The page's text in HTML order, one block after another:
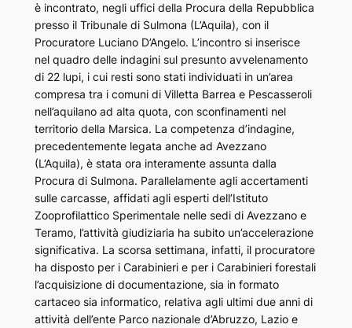
è incontrato, negli uffici della Procura della Repubblica
presso il Tribunale di Sulmona (L’Aquila), con il
Procuratore Luciano D’Angelo. L’incontro si inserisce
nel quadro delle indagini sul presunto avvelenamento
di 22 lupi, i cui resti sono stati individuati in un’area
compresa tra i comuni di Villetta Barrea e Pescasseroli
nell’aquilano ad alta quota, con sconfinamenti nel
territorio della Marsica. La competenza d’indagine,
precedentemente legata anche ad Avezzano
(L’Aquila), è stata ora interamente assunta dalla
Procura di Sulmona. Parallelamente agli accertamenti
sulle carcasse, affidati agli esperti dell’Istituto
Zooprofilattico Sperimentale nelle sedi di Avezzano e
Teramo, l’attività giudiziaria ha subito un’accelerazione
significativa. La scorsa settimana, infatti, il procuratore
ha disposto per i Carabinieri e per i Carabinieri forestali
l’acquisizione di documentazione, sia in formato
cartaceo sia informatico, relativa agli ultimi due anni di
attività dell’ente Parco nazionale d’Abruzzo, Lazio e